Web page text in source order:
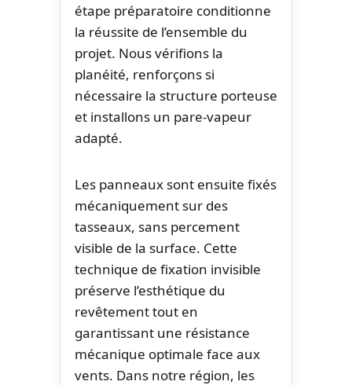
étape préparatoire conditionne
la réussite de l’ensemble du
projet. Nous vérifions la
planéité, renforçons si
nécessaire la structure porteuse
et installons un pare-vapeur
adapté.
Les panneaux sont ensuite fixés
mécaniquement sur des
tasseaux, sans percement
visible de la surface. Cette
technique de fixation invisible
préserve l’esthétique du
revêtement tout en
garantissant une résistance
mécanique optimale face aux
vents. Dans notre région, les